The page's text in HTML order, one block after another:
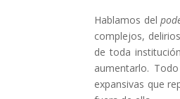
Hablamos del
complejos,
de toda
aumentarlo.
expansivas que